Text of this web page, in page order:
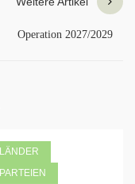
Operation 2027/2029
LÄNDER
PARTEIEN